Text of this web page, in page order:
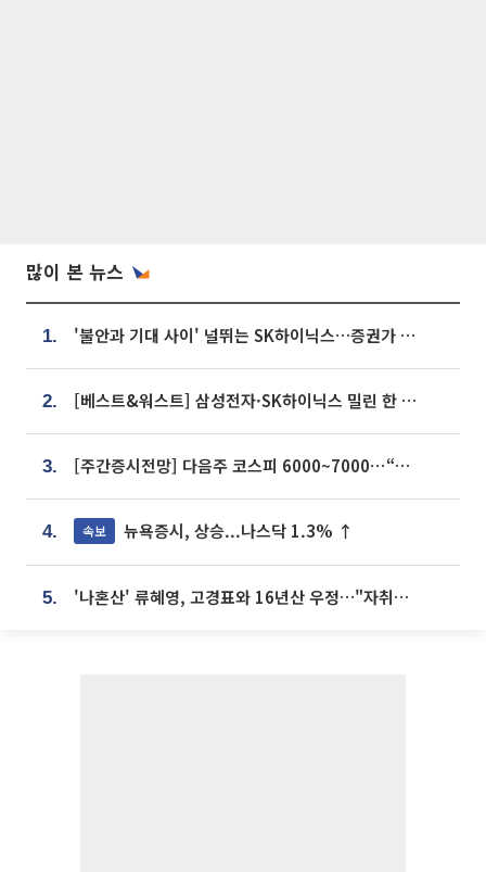
많이 본 뉴스
1. '불안과 기대 사이' 널뛰는 SK하이닉스…증권가 "HBM4·LTA 기반 펀터멘털 견고"
2. [베스트&워스트] 삼성전자·SK하이닉스 밀린 한 주…상상인증권은 85% 급등
3. [주간증시전망] 다음주 코스피 6000~7000⋯“外人 수급은 정책이 변수”
4. 속보 뉴욕증시, 상승...나스닥 1.3% ↑
5. '나혼산' 류혜영, 고경표와 16년산 우정…"자취방서 부모님과 마주쳐"